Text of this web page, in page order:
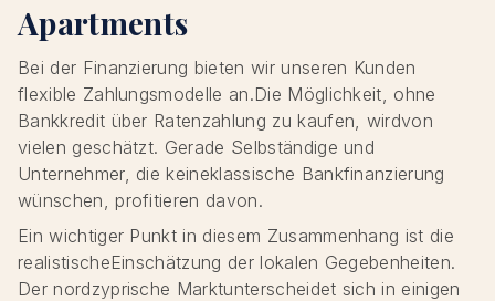
Apartments
Bei der Finanzierung bieten wir unseren Kunden
flexible Zahlungsmodelle an.Die Möglichkeit, ohne
Bankkredit über Ratenzahlung zu kaufen, wirdvon
vielen geschätzt. Gerade Selbständige und
Unternehmer, die keineklassische Bankfinanzierung
wünschen, profitieren davon.
Ein wichtiger Punkt in diesem Zusammenhang ist die
realistischeEinschätzung der lokalen Gegebenheiten.
Der nordzyprische Marktunterscheidet sich in einigen